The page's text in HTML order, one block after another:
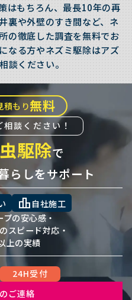
はもちろん、最長10年の再
裏や外壁のすき間など、ネ
の徹底した調査を無料でお
なる方やネズミ駆除はアズ
談ください。
積もり無料
談ください！
駆除で
らしをサポート
leaderboard 自社施工
の安心感・
スピード対応・
上の実績
24H受付
ご連絡